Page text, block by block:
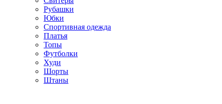
Рубашки
Юбки
Спортивная одежда
Платья
Топы
Футболки
Худи
Шорты
Штаны